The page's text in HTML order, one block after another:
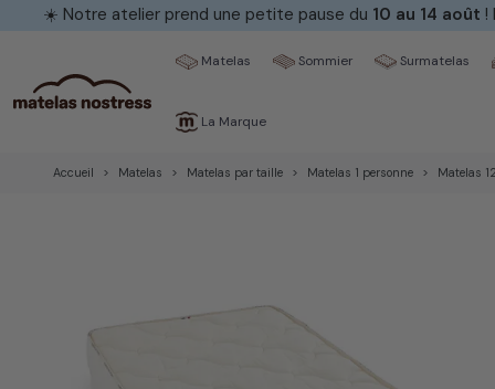
☀️ Notre atelier prend une petite pause du 10 au 14 août !
Matelas Sommier Surmatelas
La Marque
Accueil Matelas Matelas par taille Matelas 1 personne Matelas